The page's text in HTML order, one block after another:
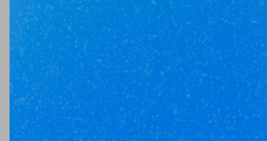
информационный характер и ни при каких условиях не является
публичной офертой, определяемой
положениями ст. 437 ч. 2 Гражданского кодекса Российской
Федерации.
Политика конфиденциальности СОГЛАСИЕ на обработку
персональных данных
Политика обработки
персональных данных
Соглашение об использовании
cookie-файлов /Правила рекомендательных технологий
© Unikor 2026